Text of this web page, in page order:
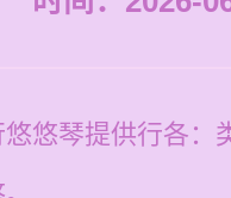
悠琴提供行各：